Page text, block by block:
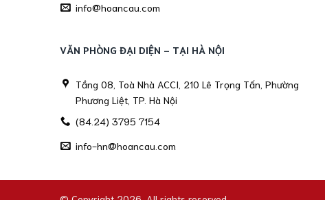
info@hoancau.com
VĂN PHÒNG ĐẠI DIỆN - TẠI HÀ NỘI
Tầng 08, Toà Nhà ACCI, 210 Lê Trọng Tấn, Phường
Phương Liệt, TP. Hà Nội
(84.24) 3795 7154
info-hn@hoancau.com